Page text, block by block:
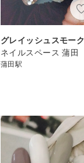
グレイッシュスモーク
ネイルスペース 蒲田
蒲田駅